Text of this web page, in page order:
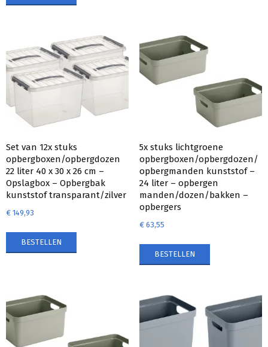
Set van 12x stuks
opbergboxen/opbergdozen
22 liter 40 x 30 x 26 cm –
Opslagbox – Opbergbak
kunststof transparant/zilver
€ 149,93
BESTELLEN
5x stuks lichtgroene
opbergboxen/opbergdozen/
opbergmanden kunststof –
24 liter – opbergen
manden/dozen/bakken –
opbergers
€63,55
BESTELLEN